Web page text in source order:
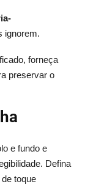
ignorem.
forneça
preservar o
e fundo e
Defina
toque